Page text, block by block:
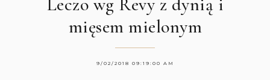
mięsem mielonym
9/02/2018 09:19:00 AM